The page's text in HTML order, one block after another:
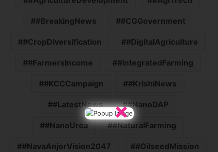
#BreakingNews #CGGovernment
#CropDiversification #DigitalAgriculture
#FarmersIncome #IntegratedFarming
#KCCCampaign #KrishiNews
#LatestNews #NanoDAP
#NanoUrea #NaturalFarming
#NavaAnjorVision2047 #OilseedMission
×